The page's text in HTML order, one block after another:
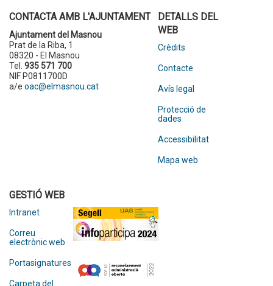
CONTACTA AMB L'AJUNTAMENT
Ajuntament del Masnou
Prat de la Riba, 1
08320 - El Masnou
Tel. 935 571 700
NIF P0811700D
a/e oac@elmasnou.cat
DETALLS DEL
WEB
Crèdits
Contacte
Avís legal
Protecció de
dades
Accessibilitat
Mapa web
GESTIÓ WEB
Intranet
Correu
electrònic web
Portasignatures
Carpeta del